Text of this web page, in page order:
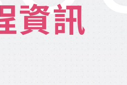
資訊